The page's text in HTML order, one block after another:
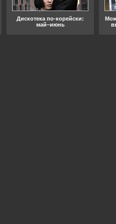
Дискотека по-корейски:
май–июнь